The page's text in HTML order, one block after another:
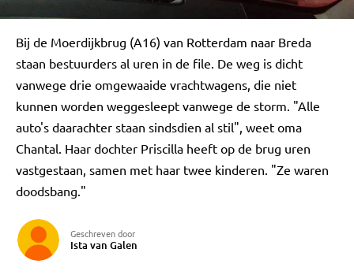
Bij de Moerdijkbrug (A16) van Rotterdam naar Breda
staan bestuurders al uren in de file. De weg is dicht
vanwege drie omgewaaide vrachtwagens, die niet
kunnen worden weggesleept vanwege de storm. "Alle
auto's daarachter staan sindsdien al stil", weet oma
Chantal. Haar dochter Priscilla heeft op de brug uren
vastgestaan, samen met haar twee kinderen. "Ze waren
doodsbang."
Geschreven door
Ista van Galen